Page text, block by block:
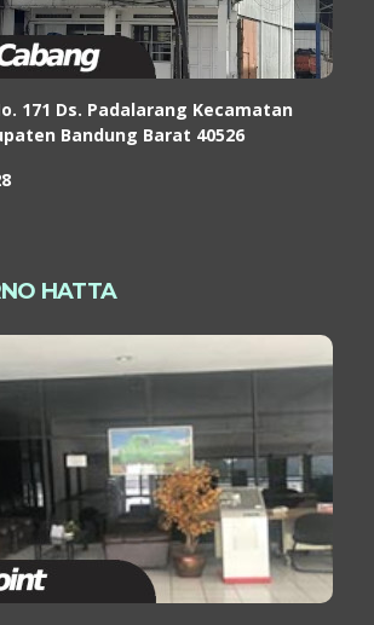
171 Ds. Padalarang Kecamatan
Bandung Barat 40526
HATTA